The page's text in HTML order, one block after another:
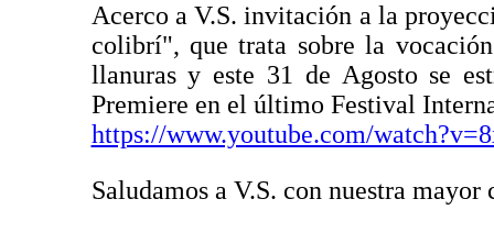
Acerco a V.S. invitación a la
colibrí", que trata sobre la
llanuras y este 31 de Agosto se
Premiere en el último Festival
https://www.youtube.com/
Saludamos a V.S. con nuestra mayor